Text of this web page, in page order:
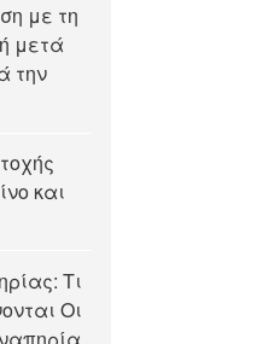
με τη
μετά
την
και
Τι
Οι